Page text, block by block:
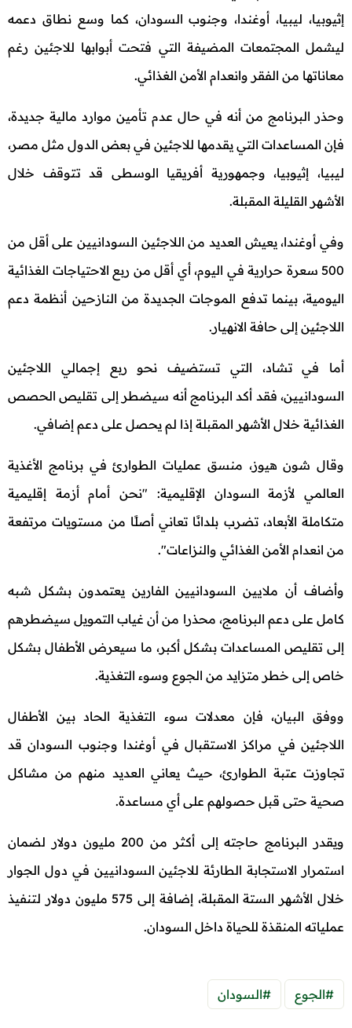
إثيوبيا، ليبيا، أوغندا، وجنوب السودان، كما وسع نطاق دعمه
ليشمل المجتمعات المضيفة التي فتحت أبوابها للاجئين رغم
معاناتها من الفقر وانعدام الأمن الغذائي.
وحذر البرنامج من أنه في حال عدم تأمين موارد مالية جديدة،
فإن المساعدات التي يقدمها للاجئين في بعض الدول مثل مصر،
ليبيا، إثيوبيا، وجمهورية أفريقيا الوسطى قد تتوقف خلال
الأشهر القليلة المقبلة.
وفي أوغندا، يعيش العديد من اللاجئين السودانيين على أقل من
500 سعرة حرارية في اليوم، أي أقل من ربع الاحتياجات الغذائية
اليومية، بينما تدفع الموجات الجديدة من النازحين أنظمة دعم
اللاجئين إلى حافة الانهيار.
أما في تشاد، التي تستضيف نحو ربع إجمالي اللاجئين
السودانيين، فقد أكد البرنامج أنه سيضطر إلى تقليص الحصص
الغذائية خلال الأشهر المقبلة إذا لم يحصل على دعم إضافي.
وقال شون هيوز، منسق عمليات الطوارئ في برنامج الأغذية
العالمي لأزمة السودان الإقليمية: "نحن أمام أزمة إقليمية
متكاملة الأبعاد، تضرب بلدانًا تعاني أصلًا من مستويات مرتفعة
من انعدام الأمن الغذائي والنزاعات".
وأضاف أن ملايين السودانيين الفارين يعتمدون بشكل شبه
كامل على دعم البرنامج، محذرا من أن غياب التمويل سيضطرهم
إلى تقليص المساعدات بشكل أكبر، ما سيعرض الأطفال بشكل
خاص إلى خطر متزايد من الجوع وسوء التغذية.
ووفق البيان، فإن معدلات سوء التغذية الحاد بين الأطفال
اللاجئين في مراكز الاستقبال في أوغندا وجنوب السودان قد
تجاوزت عتبة الطوارئ، حيث يعاني العديد منهم من مشاكل
صحية حتى قبل حصولهم على أي مساعدة.
ويقدر البرنامج حاجته إلى أكثر من 200 مليون دولار لضمان
استمرار الاستجابة الطارئة للاجئين السودانيين في دول الجوار
خلال الأشهر الستة المقبلة، إضافة إلى 575 مليون دولار لتنفيذ
عملياته المنقذة للحياة داخل السودان.
#الجوع #السودان